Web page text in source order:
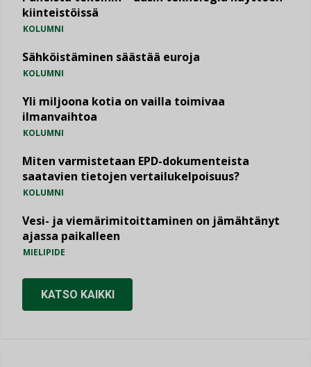
kiinteistöissä
KOLUMNI
Sähköistäminen säästää euroja
KOLUMNI
Yli miljoona kotia on vailla toimivaa
ilmanvaihtoa
KOLUMNI
Miten varmistetaan EPD-dokumenteista
saatavien tietojen vertailukelpoisuus?
KOLUMNI
Vesi- ja viemärimitoittaminen on jämähtänyt
ajassa paikalleen
MIELIPIDE
KATSO KAIKKI